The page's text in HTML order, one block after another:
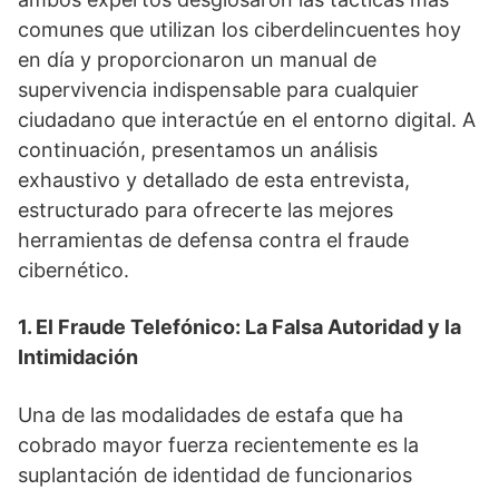
comunes que utilizan los ciberdelincuentes hoy
en día y proporcionaron un manual de
supervivencia indispensable para cualquier
ciudadano que interactúe en el entorno digital. A
continuación, presentamos un análisis
exhaustivo y detallado de esta entrevista,
estructurado para ofrecerte las mejores
herramientas de defensa contra el fraude
cibernético.
1. El Fraude Telefónico: La Falsa Autoridad y la
Intimidación
Una de las modalidades de estafa que ha
cobrado mayor fuerza recientemente es la
suplantación de identidad de funcionarios